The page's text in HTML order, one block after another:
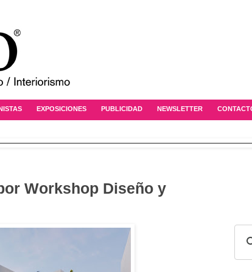
EXPOSICIONES PUBLICIDAD NEWSLETTER
Workshop Diseño y